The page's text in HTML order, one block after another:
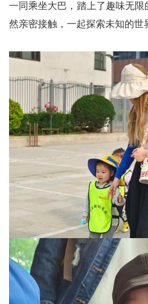
一同乘坐大巴，踏上了趣味无
然亲密接触，一起探索未知的世